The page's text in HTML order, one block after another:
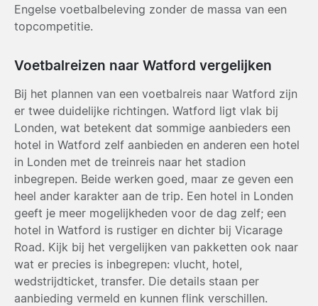
Engelse voetbalbeleving zonder de massa van een
topcompetitie.
Voetbalreizen naar Watford vergelijken
Bij het plannen van een voetbalreis naar Watford zijn
er twee duidelijke richtingen. Watford ligt vlak bij
Londen, wat betekent dat sommige aanbieders een
hotel in Watford zelf aanbieden en anderen een hotel
in Londen met de treinreis naar het stadion
inbegrepen. Beide werken goed, maar ze geven een
heel ander karakter aan de trip. Een hotel in Londen
geeft je meer mogelijkheden voor de dag zelf; een
hotel in Watford is rustiger en dichter bij Vicarage
Road. Kijk bij het vergelijken van pakketten ook naar
wat er precies is inbegrepen: vlucht, hotel,
wedstrijdticket, transfer. Die details staan per
aanbieding vermeld en kunnen flink verschillen.